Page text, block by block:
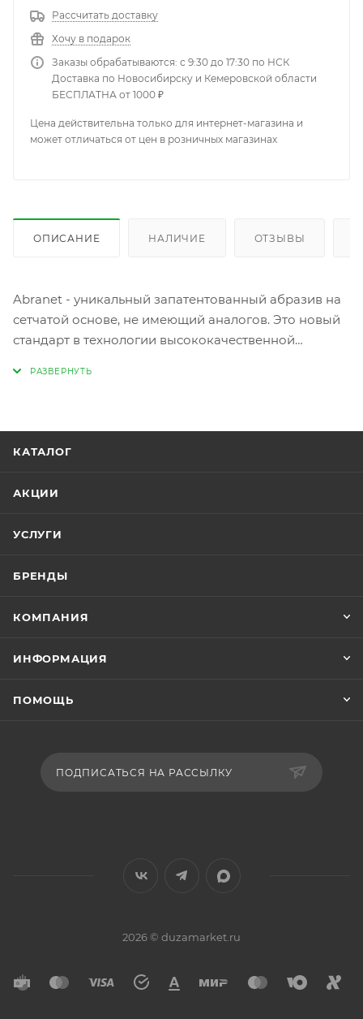
Рассчитать доставку
Хочу в подарок
Заказы обрабатываются: с 9:30 до 17:30 по НСК
Доставка по Новосибирску и Кемеровской области
БЕСПЛАТНА от 1000 ₽
Цена действительна только для интернет-магазина и
может отличаться от цен в розничных магазинах
ОПИСАНИЕ НАЛИЧИЕ ОТЗЫВЫ
Abranet - уникальный запатентованный абразив на
сетчатой основе, не имеющий аналогов. Это новый
стандарт в технологии высококачественной
обеспечивает самое эффективное пылеудаление,
службы и высокое качество финишной поверхности
КАТАЛОГ
АКЦИИ
УСЛУГИ
БРЕНДЫ
КОМПАНИЯ
ИНФОРМАЦИЯ
ПОМОЩЬ
ПОДПИСАТЬСЯ НА РАССЫЛКУ
2026 © duzamarket.ru